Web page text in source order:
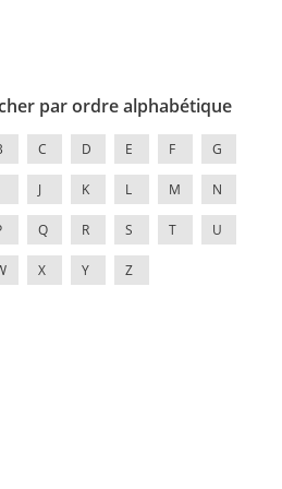
par ordre alphabétique
C D E F G
J K L M N
Q R S T U
X Y Z